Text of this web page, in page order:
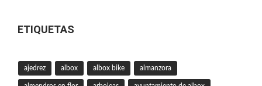
ETIQUETAS
ajedrez albox albox bike almanzora